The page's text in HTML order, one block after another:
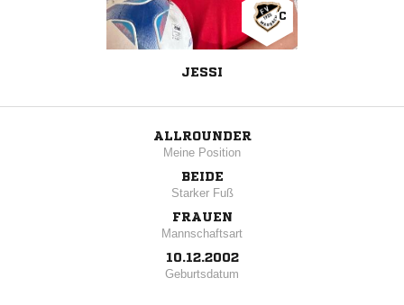
C
JESSI
ALLROUNDER
Meine Position
BEIDE
Starker Fuß
FRAUEN
Mannschaftsart
10.12.2002
Geburtsdatum